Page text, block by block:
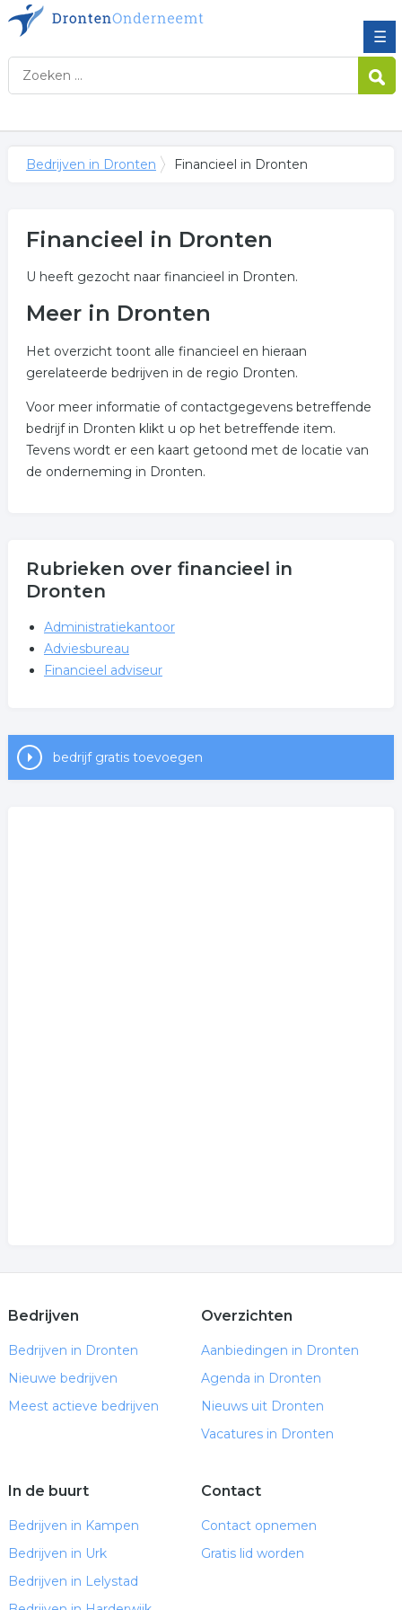
☰
Bedrijven in Dronten Financieel in Dronten
Financieel in Dronten
U heeft gezocht naar financieel in Dronten.
Meer in Dronten
Het overzicht toont alle financieel en hieraan
gerelateerde bedrijven in de regio Dronten.
Voor meer informatie of contactgegevens betreffende
bedrijf in Dronten klikt u op het betreffende item.
Tevens wordt er een kaart getoond met de locatie van
de onderneming in Dronten.
Rubrieken over financieel in
Dronten
Administratiekantoor
Adviesbureau
Financieel adviseur
bedrijf gratis toevoegen
Bedrijven
Bedrijven in Dronten
Nieuwe bedrijven
Meest actieve bedrijven
Overzichten
Aanbiedingen in Dronten
Agenda in Dronten
Nieuws uit Dronten
Vacatures in Dronten
In de buurt
Bedrijven in Kampen
Bedrijven in Urk
Bedrijven in Lelystad
Contact
Contact opnemen
Gratis lid worden